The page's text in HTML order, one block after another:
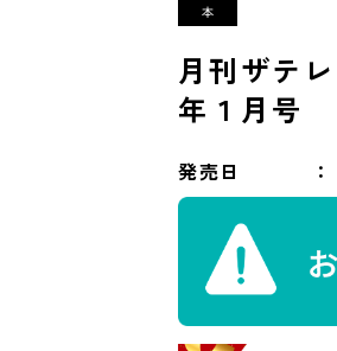
月刊ザテ
年１月号
発売日